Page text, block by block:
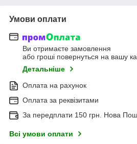
Умови оплати
Ви отримаєте замовлення
або гроші повернуться на вашу
Детальніше
Оплата на рахунок
Оплата за реквізитами
За передплати 150 грн. Нова
Всі умови оплати